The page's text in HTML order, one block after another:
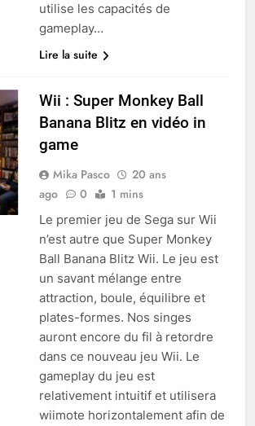
utilise les capacités de
gameplay…
Lire la suite
Wii : Super Monkey Ball
Banana Blitz en vidéo in
game
Mika Pasco
20 ans
ago
0 1 mins
Le premier jeu de Sega sur Wii
n’est autre que Super Monkey
Ball Banana Blitz Wii. Le jeu est
un savant mélange entre
attraction, boule, équilibre et
plates-formes. Nos singes
auront encore du fil à retordre
dans ce nouveau jeu Wii. Le
gameplay du jeu est
relativement intuitif et utilisera
wiimote horizontalement afin de